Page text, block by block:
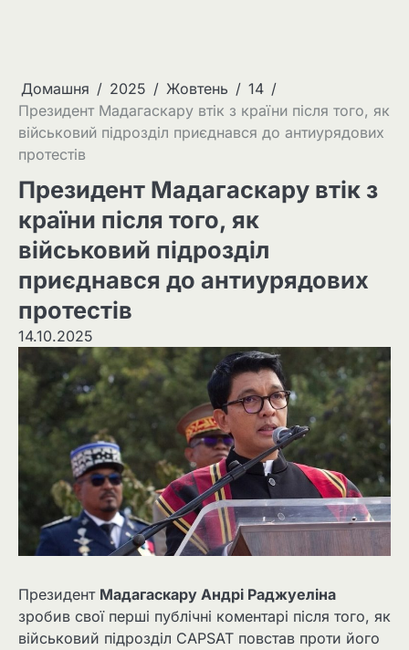
Домашня 2025 Жовтень
14
Президент Мадагаскару втік з країни після того, як
військовий підрозділ приєднався до антиурядових
протестів
Президент Мадагаскару втік з
країни після того, як
військовий підрозділ
приєднався до антиурядових
протестів
14.10.2025
Президент Мадагаскару Андрі Раджуеліна
зробив свої перші публічні коментарі після того, як
військовий підрозділ CAPSAT повстав проти його